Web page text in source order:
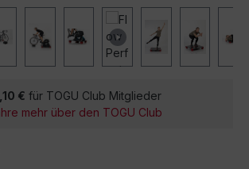
€ für TOGU Club Mitglieder
mehr über den TOGU Club